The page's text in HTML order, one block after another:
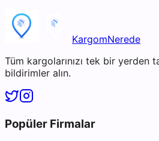
KargomNerede
Tüm kargolarınızı tek bir yerden
bildirimler alın.
Popüler Firmalar